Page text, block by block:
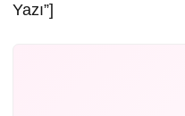
Yazı”]